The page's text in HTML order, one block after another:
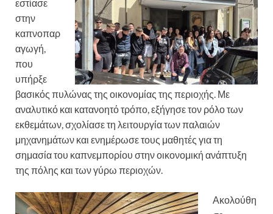
εστίασε
στην
καπνοπαρ
αγωγή,
που
υπήρξε
βασικός πυλώνας της οικονομίας της περιοχής. Με
αναλυτικό και κατανοητό τρόπο, εξήγησε τον ρόλο των
εκθεμάτων, σχολίασε τη λειτουργία των παλαιών
μηχανημάτων και ενημέρωσε τους μαθητές για τη
σημασία του καπνεμπορίου στην οικονομική ανάπτυξη
της πόλης και των γύρω περιοχών.
Ακολούθη